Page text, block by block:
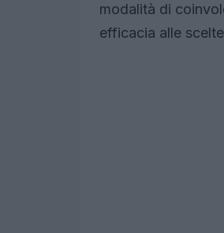
modalità di
efficacia alle scelte